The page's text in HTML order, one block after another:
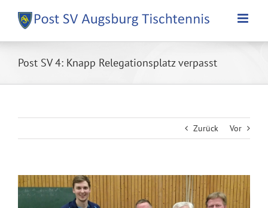
Inhalt
springen
Post SV 4: Knapp Relegationsplatz verpasst
Zurück Vor
Zeige
grösseres